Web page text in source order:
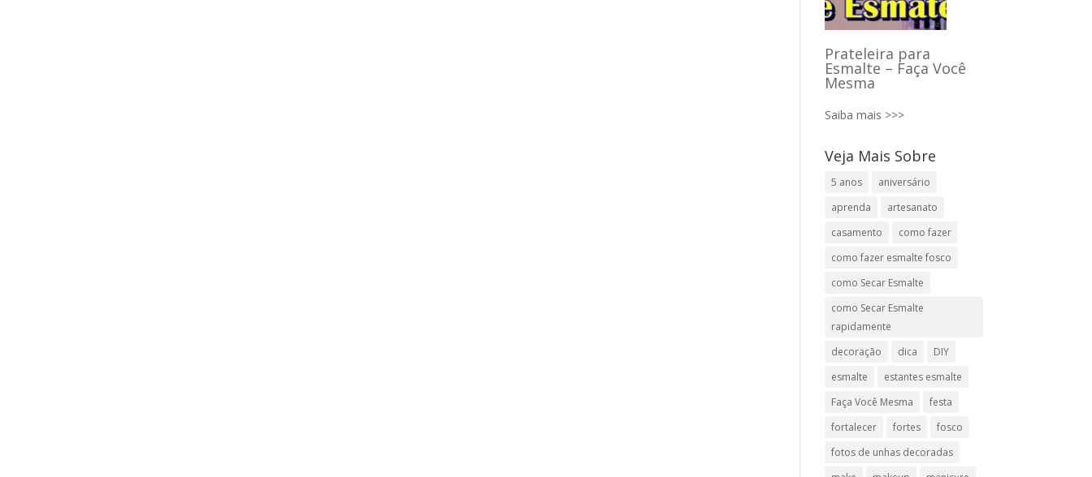
Prateleira para
Esmalte – Faça Você
Mesma
Saiba mais >>>
Veja Mais Sobre
5 anos
aniversário
aprenda
artesanato
casamento
como fazer
como fazer esmalte fosco
como Secar Esmalte
como Secar Esmalte
rapidamente
decoração
dica
DIY
esmalte
estantes esmalte
Faça Você Mesma
festa
fortalecer
fortes
fosco
fotos de unhas decoradas